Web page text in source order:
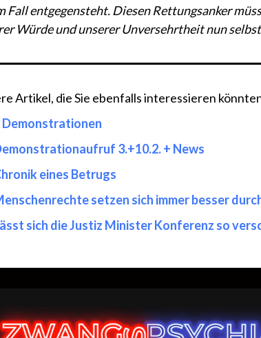
Fall entgegensteht. Diesen Rettungsanker
Würde und unserer Unversehrtheit nun
Artikel, die Sie ebenfalls interessieren
Demonstrationen
3.+10.2. + News
eines Betrugs
setzen sich immer besser
sich die Justiz Minister Konferenz so